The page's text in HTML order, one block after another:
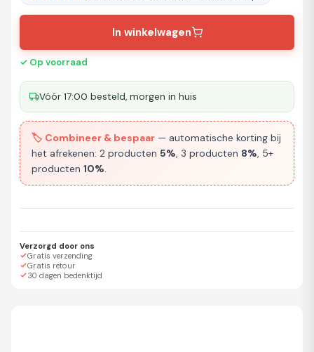
In winkelwagen
✓ Op voorraad
Vóór 17:00 besteld, morgen in huis
🏷️ Combineer & bespaar — automatische korting bij
het afrekenen: 2 producten 5%, 3 producten 8%, 5+
producten 10%.
Verzorgd door ons
Gratis verzending
Gratis retour
30 dagen bedenktijd